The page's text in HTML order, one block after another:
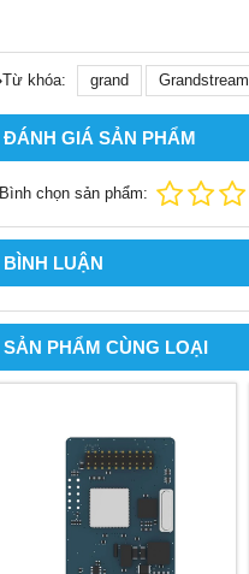
Từ khóa: grand Grandstream
ĐÁNH GIÁ SẢN PHẨM
Bình chọn sản phẩm:
BÌNH LUẬN
SẢN PHẨM CÙNG LOẠI